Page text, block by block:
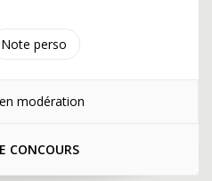
Note perso
modération
CONCOURS